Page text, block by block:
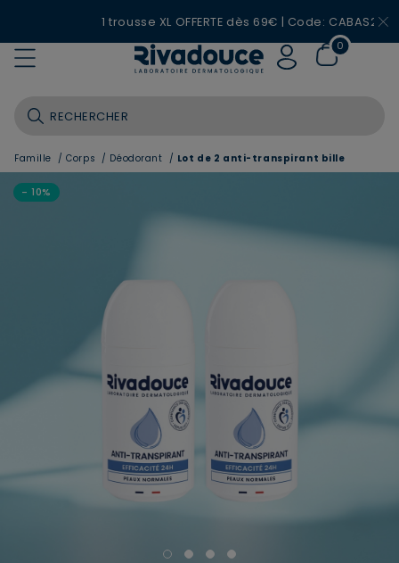
1 trousse XL OFFERTE dès 69€ | Code: CABAS26
0
Famille /Corps / Déodorant / Lot de 2 anti-transpirant bille
- 10%